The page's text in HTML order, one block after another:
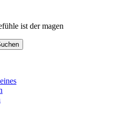
ist der magen